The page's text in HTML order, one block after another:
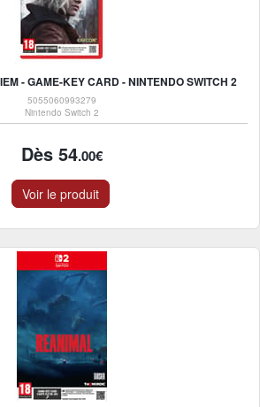
- GAME-KEY CARD - NINTENDO SWITCH 2
5055060993279
Nintendo Switch 2
Dès 54.00€
Voir le produit